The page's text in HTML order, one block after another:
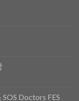
Doctors FES